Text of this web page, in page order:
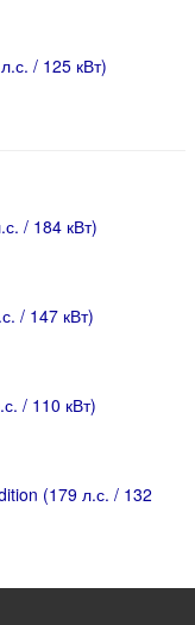
/ 125 кВт)
/ 184 кВт)
/ 147 кВт)
/ 110 кВт)
(179 л.с. / 132